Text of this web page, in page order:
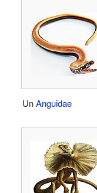
UnAnguidae